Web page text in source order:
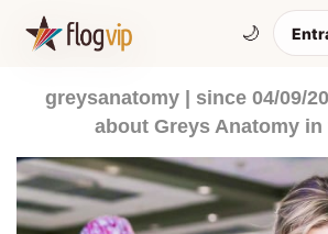
🌙
greysanatomy | since 04/09/
about Greys Anatomy